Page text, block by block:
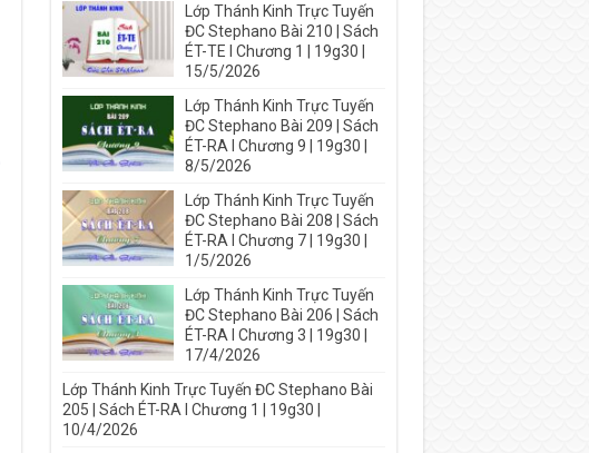
Lớp Thánh Kinh Trực Tuyến
ĐC Stephano Bài 210 | Sách
ÉT-TE I Chương 1 | 19g30 |
15/5/2026
Lớp Thánh Kinh Trực Tuyến
ĐC Stephano Bài 209 | Sách
ÉT-RA I Chương 9 | 19g30 |
8/5/2026
Lớp Thánh Kinh Trực Tuyến
ĐC Stephano Bài 208 | Sách
ÉT-RA I Chương 7 | 19g30 |
1/5/2026
Lớp Thánh Kinh Trực Tuyến
ĐC Stephano Bài 206 | Sách
ÉT-RA I Chương 3 | 19g30 |
17/4/2026
Lớp Thánh Kinh Trực Tuyến ĐC Stephano Bài
205 | Sách ÉT-RA I Chương 1 | 19g30 |
10/4/2026